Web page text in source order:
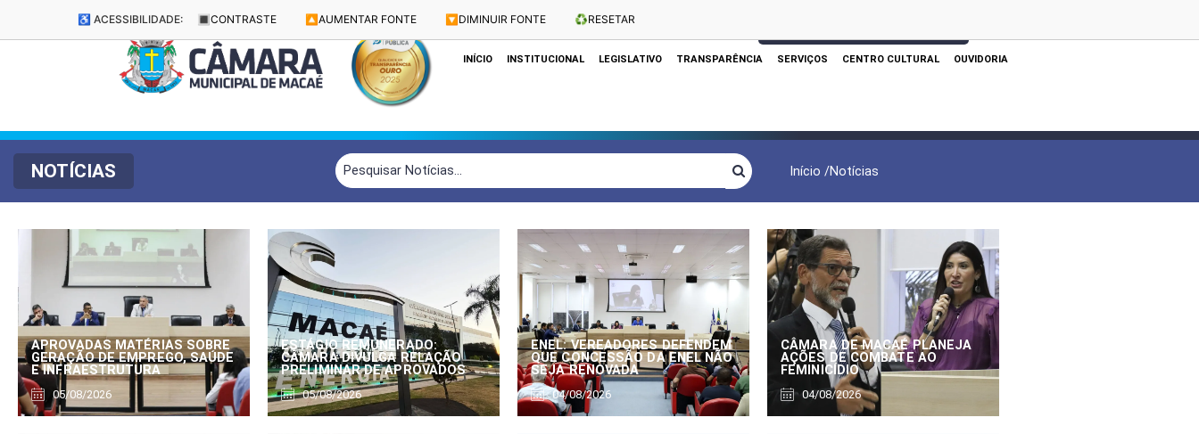
♿ ACESSIBILIDADE: 🔳 CONTRASTE 🔼 AUMENTAR FONTE 🔽 DIMINUIR FONTE ♻️RESETAR
Dias e Horários das Sessões: Terças e Quartas às 10h
INÍCIO INSTITUCIONAL LEGISLATIVO TRANSPARÊNCIA SERVIÇOS CENTRO CULTURAL OUVIDORIA
NOTÍCIAS Início /Notícias
APROVADAS MATÉRIAS SOBRE
GERAÇÃO DE EMPREGO, SAÚDE
E INFRAESTRUTURA
05/08/2026
ESTÁGIO REMUNERADO:
CÂMARA DIVULGA RELAÇÃO
PRELIMINAR DE APROVADOS
05/08/2026
ENEL: VEREADORES DEFENDEM
QUE CONCESSÃO DA ENEL NÃO
SEJA RENOVADA
04/08/2026
CÂMARA DE MACAÉ PLANEJA
AÇÕES DE COMBATE AO
FEMINICÍDIO
04/08/2026